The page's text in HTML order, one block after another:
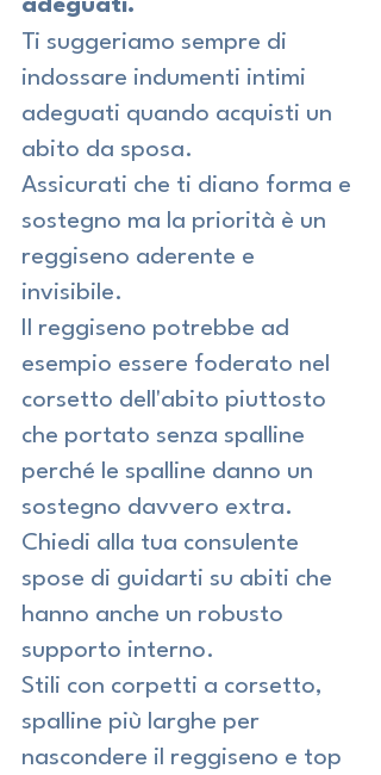
adeguati.
Ti suggeriamo sempre di
indossare indumenti intimi
adeguati quando acquisti un
abito da sposa.
Assicurati che ti diano forma e
sostegno ma la priorità è un
reggiseno aderente e
invisibile.
Il reggiseno potrebbe ad
esempio essere foderato nel
corsetto dell'abito piuttosto
che portato senza spalline
perché le spalline danno un
sostegno davvero extra.
Chiedi alla tua consulente
spose di guidarti su abiti che
hanno anche un robusto
supporto interno.
Stili con corpetti a corsetto,
spalline più larghe per
nascondere il reggiseno e top